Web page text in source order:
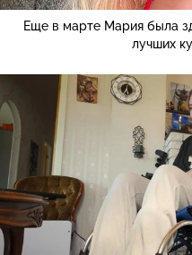
Еще в марте Мария была
лучших